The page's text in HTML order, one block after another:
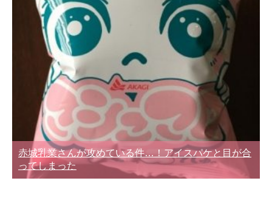
赤城乳業さんが攻めている件…！アイスパケと目が合
ってしまった